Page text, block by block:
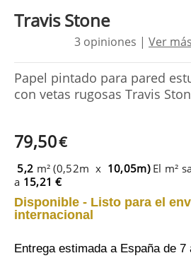
Travis Stone
3 opiniones | Ver más
Papel pintado para pared
con vetas rugosas Travis
79,50€
5,2 m² (0,52m x 10,05m) El m²
a 15,21 €
Disponible - Listo para el
internacional
Entrega estimada a España de 7